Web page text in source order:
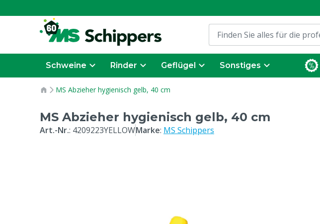
Schweine Rinder Geflügel Sonstiges
MS Abzieher hygienisch gelb, 40 cm
MS Abzieher hygienisch gelb, 40 cm
Art.-Nr.: 4209223YELLOWMarke: MS Schippers